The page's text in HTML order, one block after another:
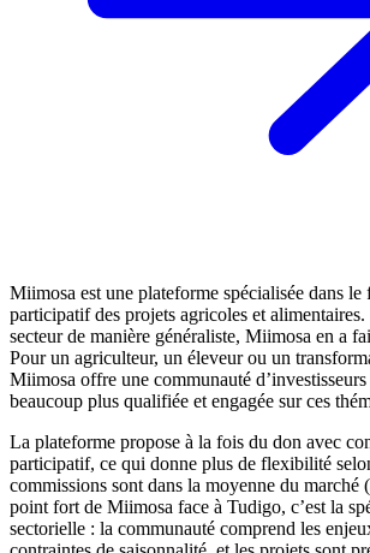
Miimosa est une plateforme spécialisée dans le
participatif des projets agricoles et
secteur de manière généraliste, Miimosa en a
Pour un agriculteur, un éleveur ou un
Miimosa offre une communauté
beaucoup plus qualifiée et engagée sur ces
La plateforme propose à la fois du don avec
participatif, ce qui donne plus de flexibilité
commissions sont dans la moyenne du marché
point fort de Miimosa face à Tudigo, c’est la
sectorielle : la communauté comprend les